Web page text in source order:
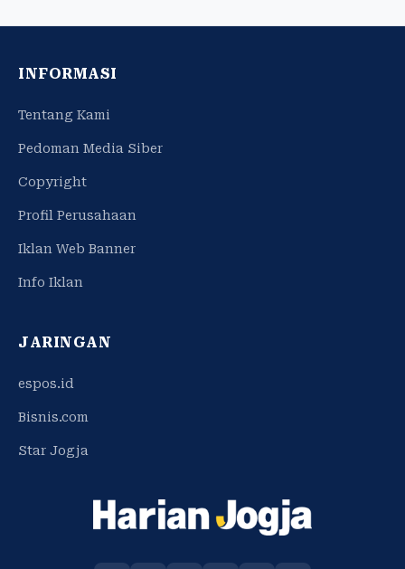
INFORMASI
Tentang Kami
Pedoman Media Siber
Copyright
Profil Perusahaan
Iklan Web Banner
Info Iklan
JARINGAN
espos.id
Bisnis.com
Star Jogja